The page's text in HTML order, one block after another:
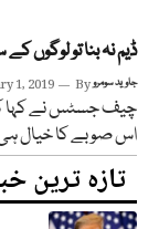
ڈیم نہ بنا تو
1, 2019 Byجاوید سومرو
چیف جسٹس نے کہا
اس صوبے کا خیال
تازہ ترین